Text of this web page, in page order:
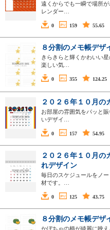
遠くからでも一瞬で場所
レンダー…
0 159 55.65
８分割のメモ帳デザ
きらきらと輝くかわいい
楽しい気…
0 355 124.25
２０２６年１０月の
お部屋の雰囲気をパッと
いデザイ…
0 157 54.95
２０２６年１０月の
れデザイン
毎日のスケジュールをノ
材です。…
0 125 43.75
８分割のメモ帳デザ
かぼちゃの柄が綺麗に映